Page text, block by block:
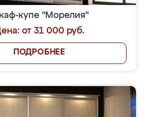
купе "Морелия"
от 31 000 руб.
ПОДРОБНЕЕ